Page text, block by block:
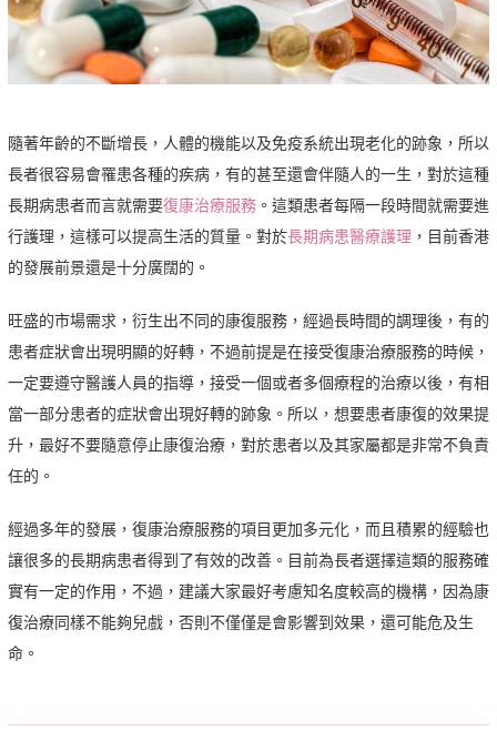
隨著年齡的不斷增長，人體的機能以及免疫系統出現老化的跡象，所以
長者很容易會罹患各種的疾病，有的甚至還會伴隨人的一生，對於這種
長期病患者而言就需要復康治療服務。這類患者每隔一段時間就需要進
行護理，這樣可以提高生活的質量。對於長期病患醫療護理 ，目前香港
的發展前景還是十分廣闊的。
旺盛的市場需求，衍生出不同的康復服務，經過長時間的調理後，有的
患者症狀會出現明顯的好轉，不過前提是在接受復康治療服務的時候，
一定要遵守醫護人員的指導，接受一個或者多個療程的治療以後，有相
當一部分患者的症狀會出現好轉的跡象。所以，想要患者康復的效果提
升，最好不要隨意停止康復治療，對於患者以及其家屬都是非常不負責
任的。
經過多年的發展，復康治療服務的項目更加多元化，而且積累的經驗也
讓很多的長期病患者得到了有效的改善。目前為長者選擇這類的服務確
實有一定的作用，不過，建議大家最好考慮知名度較高的機構，因為康
復治療同樣不能夠兒戲，否則不僅僅是會影響到效果，還可能危及生
命。